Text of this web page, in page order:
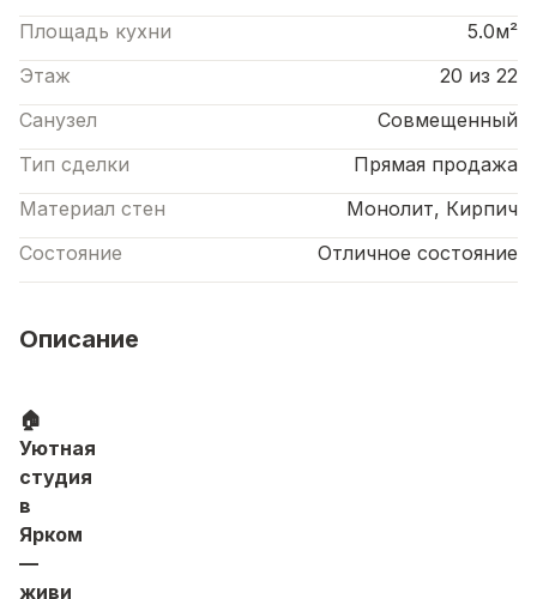
Площадь кухни
5.0м²
Этаж
20 из 22
Санузел
Совмещенный
Тип сделки
Прямая продажа
Материал стен
Монолит, Кирпич
Состояние
Отличное состояние
Описание
🏠
Уютная
студия
в
Ярком
—
живи